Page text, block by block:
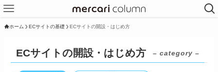
ホーム ECサイトの基礎 ECサイトの開設・はじめ方
ECサイトの開設・はじめ方 – category –